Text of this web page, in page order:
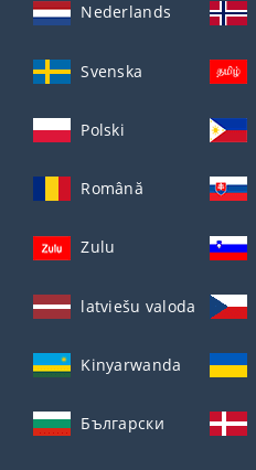
Nederlands
Svenska
Polski
Română
Zulu
latviešu valoda
Kinyarwanda
Български